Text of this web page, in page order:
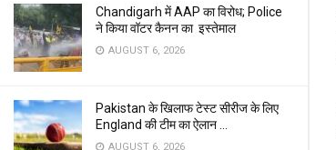
Chandigarh में AAP का विरोध; Police
ने किया वॉटर कैनन का इस्तेमाल
AUGUST 6, 2026
Pakistan के खिलाफ टेस्ट सीरीज के लिए
England की टीम का ऐलान …
AUGUST 6, 2026